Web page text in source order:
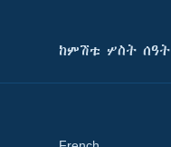
ከምሽቱ ሦስት